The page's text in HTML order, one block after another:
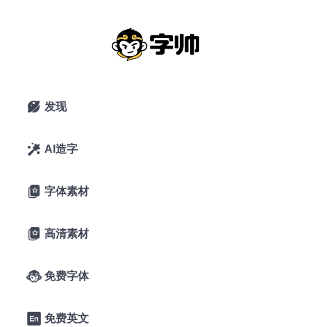
 发现
 AI造字
 字体素材
 高清素材
 免费字体
 免费英文